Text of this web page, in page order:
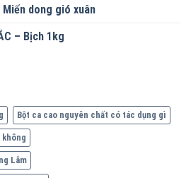
dong gió xuân
– Bịch 1kg
Bột ca cao nguyên chất có tác dụng gì
không
Lâm